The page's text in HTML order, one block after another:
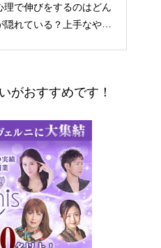
理で伸びをするのはどん
隠れている？上手なやり
がおすすめです！